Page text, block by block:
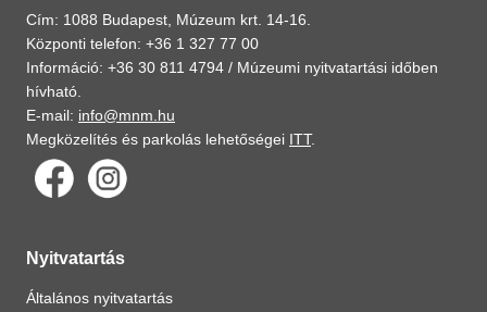
Cím: 1088 Budapest, Múzeum krt. 14-16.
Központi telefon: +36 1 327 77 00
Információ: +36 30 811 4794 / Múzeumi nyitvatartási időben
hívható.
E-mail: info@mnm.hu
Megközelítés és parkolás lehetőségei ITT.
Nyitvatartás
Általános nyitvatartás